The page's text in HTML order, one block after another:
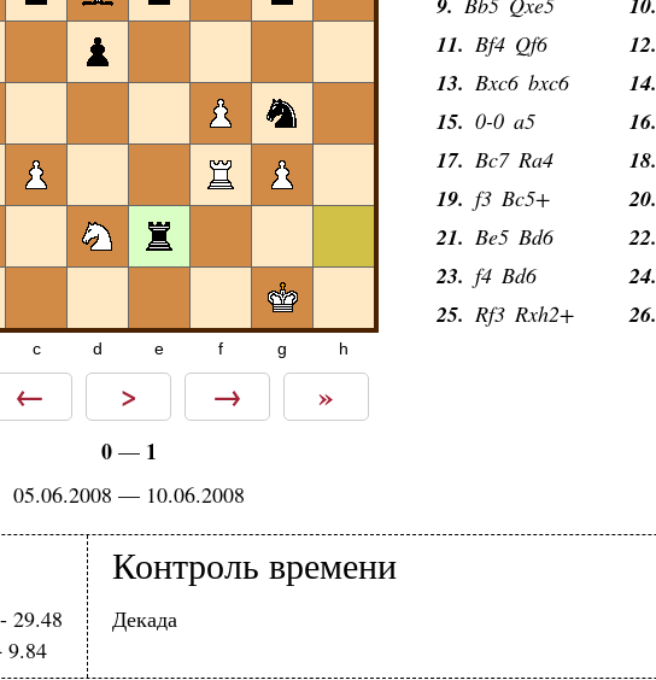
c d e f g h
← > → »
0— 1
05.06.2008 — 10.06.2008
11. Bf4 Qf6 12.
13. Bxc6 bxc6 14.
15. 0-0 a5 16.
17. Bc7 Ra4 18.
19. f3 Bc5+ 20.
21. Be5 Bd6 22.
23. f4 Bd6 24.
25. Rf3 Rxh2+ 26.
29.48
9.84
Контроль времени
Декада